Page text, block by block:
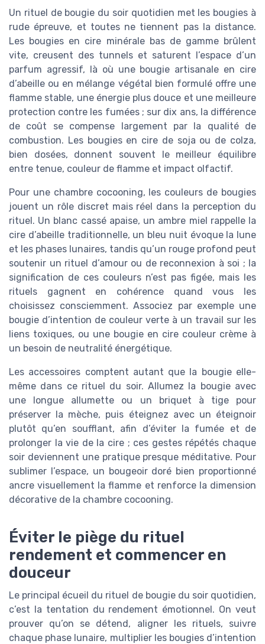
Un rituel de bougie du soir quotidien met les bougies à
rude épreuve, et toutes ne tiennent pas la distance.
Les bougies en cire minérale bas de gamme brûlent
vite, creusent des tunnels et saturent l’espace d’un
parfum agressif, là où une bougie artisanale en cire
d’abeille ou en mélange végétal bien formulé offre une
flamme stable, une énergie plus douce et une meilleure
protection contre les fumées ; sur dix ans, la différence
de coût se compense largement par la qualité de
combustion. Les bougies en cire de soja ou de colza,
bien dosées, donnent souvent le meilleur équilibre
entre tenue, couleur de flamme et impact olfactif.
Pour une chambre cocooning, les couleurs de bougies
jouent un rôle discret mais réel dans la perception du
rituel. Un blanc cassé apaise, un ambre miel rappelle la
cire d’abeille traditionnelle, un bleu nuit évoque la lune
et les phases lunaires, tandis qu’un rouge profond peut
soutenir un rituel d’amour ou de reconnexion à soi ; la
signification de ces couleurs n’est pas figée, mais les
rituels gagnent en cohérence quand vous les
choisissez consciemment. Associez par exemple une
bougie d’intention de couleur verte à un travail sur les
liens toxiques, ou une bougie en cire couleur crème à
un besoin de neutralité énergétique.
Les accessoires comptent autant que la bougie elle-
même dans ce rituel du soir. Allumez la bougie avec
une longue allumette ou un briquet à tige pour
préserver la mèche, puis éteignez avec un éteignoir
plutôt qu’en soufflant, afin d’éviter la fumée et de
prolonger la vie de la cire ; ces gestes répétés chaque
soir deviennent une pratique presque méditative. Pour
sublimer l’espace, un bougeoir doré bien proportionné
ancre visuellement la flamme et renforce la dimension
décorative de la chambre cocooning.
Éviter le piège du rituel
rendement et commencer en
douceur
Le principal écueil du rituel de bougie du soir quotidien,
c’est la tentation du rendement émotionnel. On veut
prouver qu’on se détend, aligner les rituels, suivre
chaque phase lunaire, multiplier les bougies d’intention